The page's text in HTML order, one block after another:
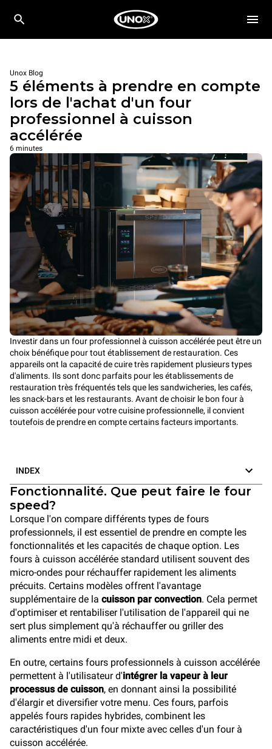
Unox Blog
5 éléments à prendre en compte
lors de l'achat d'un four
professionnel à cuisson
accélérée
6 minutes
Investir dans un four professionnel à cuisson accélérée peut être un
choix bénéfique pour tout établissement de restauration. Ces
appareils ont la capacité de cuire très rapidement plusieurs types
d'aliments. Ils sont donc parfaits pour les établissements de
restauration très fréquentés tels que les sandwicheries, les cafés,
les snack-bars et les restaurants. Avant de choisir le bon four à
cuisson accélérée pour votre cuisine professionnelle, il convient
toutefois de prendre en compte certains facteurs importants.
INDEX
Fonctionnalité. Que peut faire le four
speed?
Lorsque l'on compare différents types de fours
professionnels, il est essentiel de prendre en compte les
fonctionnalités et les capacités de chaque option. Les
fours à cuisson accélérée standard utilisent souvent des
micro-ondes pour réchauffer rapidement les aliments
précuits. Certains modèles offrent l'avantage
supplémentaire de la cuisson par convection. Cela permet
d'optimiser et rentabiliser l'utilisation de l'appareil qui ne
sert plus simplement qu'à réchauffer ou griller des
aliments entre midi et deux.
En outre, certains fours professionnels à cuisson accélérée
permettent à l'utilisateur d'intégrer la vapeur à leur
processus de cuisson, en donnant ainsi la possibilité
d'élargir et diversifier votre menu. Ces fours, parfois
appelés fours rapides hybrides, combinent les
caractéristiques d'un four mixte avec celles d'un four à
cuisson accélérée.